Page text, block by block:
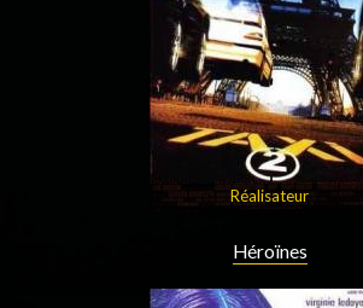
Réalisateur
Héroïnes